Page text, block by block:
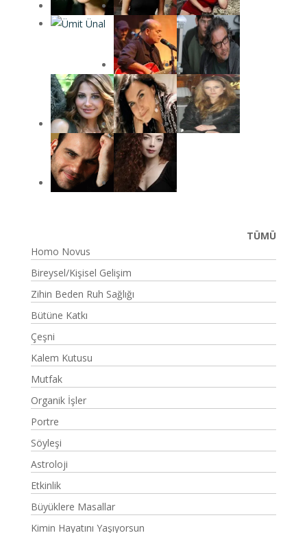
TÜMÜ
Homo Novus
Bireysel/Kişisel Gelişim
Zihin Beden Ruh Sağlığı
Bütüne Katkı
Çeşni
Kalem Kutusu
Mutfak
Organik İşler
Portre
Söyleşi
Astroloji
Etkinlik
Büyüklere Masallar
Kimin Hayatını Yaşıyorsun